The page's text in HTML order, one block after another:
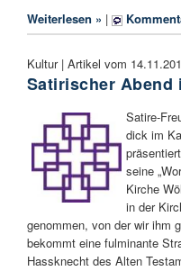
Weiterlesen » |
Kultur | Artikel vom
Satirischer
Satire-
dick im
seine
Kirche
in der
genommen, von der wir ihm
bekommt eine fulminante
Hassknecht des Alten